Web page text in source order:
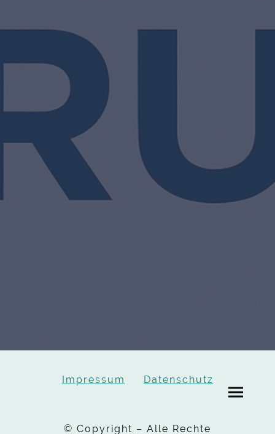
Impressum Datenschutz
© Copyright – Alle Rechte